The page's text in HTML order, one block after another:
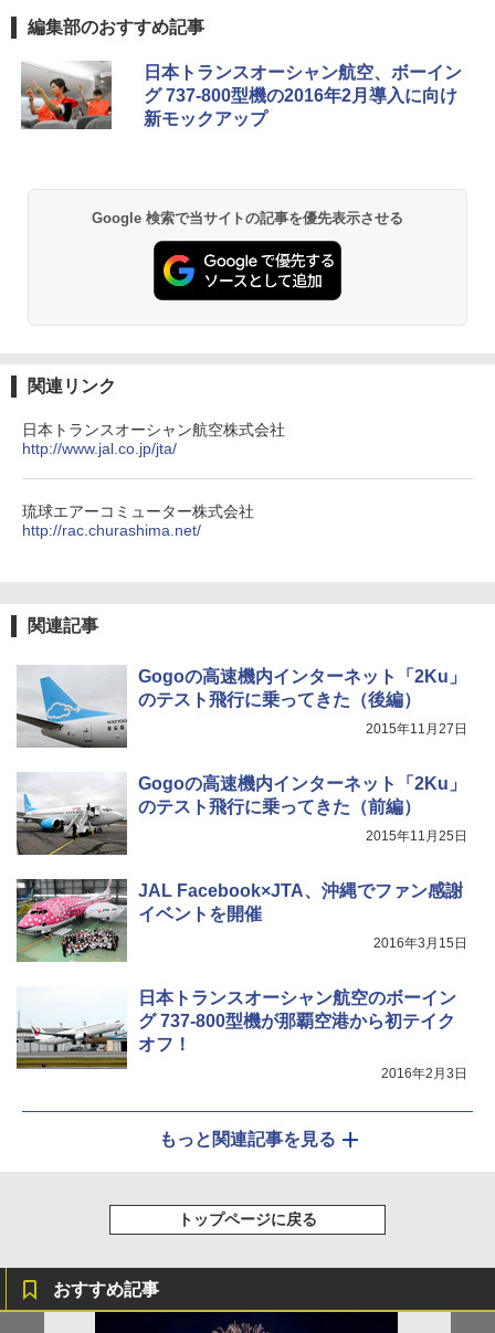
編集部のおすすめ記事
日本トランスオーシャン航空、ボーイン
グ 737-800型機の2016年2月導入に向け
新モックアップ
Google 検索で当サイトの記事を優先表示させる
関連リンク
日本トランスオーシャン航空株式会社
http://www.jal.co.jp/jta/
琉球エアーコミューター株式会社
http://rac.churashima.net/
関連記事
Gogoの高速機内インターネット「2Ku」
のテスト飛行に乗ってきた（後編）
2015年11月27日
Gogoの高速機内インターネット「2Ku」
のテスト飛行に乗ってきた（前編）
2015年11月25日
JAL Facebook×JTA、沖縄でファン感謝
イベントを開催
2016年3月15日
日本トランスオーシャン航空のボーイン
グ 737-800型機が那覇空港から初テイク
オフ！
2016年2月3日
もっと関連記事を見る
トップページに戻る
おすすめ記事